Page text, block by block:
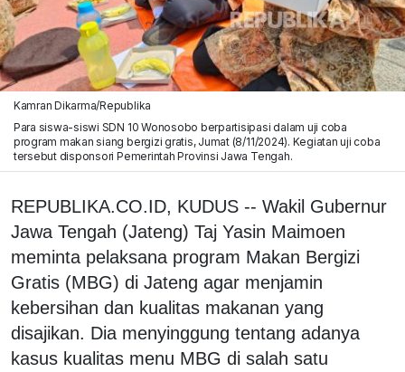
Kamran Dikarma/Republika
Para siswa-siswi SDN 10 Wonosobo berpartisipasi dalam uji coba
program makan siang bergizi gratis, Jumat (8/11/2024). Kegiatan uji coba
tersebut disponsori Pemerintah Provinsi Jawa Tengah.
REPUBLIKA.CO.ID, KUDUS -- Wakil Gubernur
Jawa Tengah (Jateng) Taj Yasin Maimoen
meminta pelaksana program Makan Bergizi
Gratis (MBG) di Jateng agar menjamin
kebersihan dan kualitas makanan yang
disajikan. Dia menyinggung tentang adanya
kasus kualitas menu MBG di salah satu